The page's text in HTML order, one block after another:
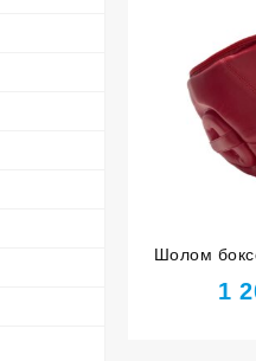
Шолом
HARD 1